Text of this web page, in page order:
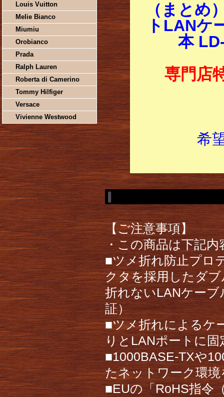
Louis Vuitton
Melie Bianco
Miumiu
Orobianco
Prada
Ralph Lauren
Roberta di Camerino
Tommy Hilfiger
Versace
Vivienne Westwood
（まとめ
トLANケ
本
専門店
希
【ご注意事項】
・この商品は下記
■ツメ折れ防止プロ
クタを採用したダ
折れないLANケー
証）
■ツメ折れによるケ
りとLANポートに
■1000BASE-TXや
たネットワーク環
■EUの「RoHS指令